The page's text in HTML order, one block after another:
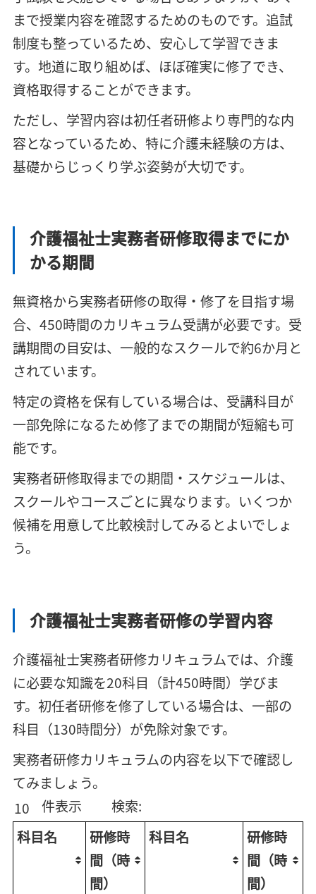
まで授業内容を確認するためのものです。追試
制度も整っているため、安心して学習できま
す。地道に取り組めば、ほぼ確実に修了でき、
資格取得することができます。
ただし、学習内容は初任者研修より専門的な内
容となっているため、特に介護未経験の方は、
基礎からじっくり学ぶ姿勢が大切です。
介護福祉士実務者研修取得までにか
かる期間
無資格から実務者研修の取得・修了を目指す場
合、450時間のカリキュラム受講が必要です。受
講期間の目安は、一般的なスクールで約6か月と
されています。
特定の資格を保有している場合は、受講科目が
一部免除になるため修了までの期間が短縮も可
能です。
実務者研修取得までの期間・スケジュールは、
スクールやコースごとに異なります。いくつか
候補を用意して比較検討してみるとよいでしょ
う。
介護福祉士実務者研修の学習内容
介護福祉士実務者研修カリキュラムでは、介護
に必要な知識を20科目（計450時間）学びま
す。初任者研修を修了している場合は、一部の
科目（130時間分）が免除対象です。
実務者研修カリキュラムの内容を以下で確認し
てみましょう。
件表示
検索:
科目名
研修時
間（時
間）
科目名
研修時
間（時
間）